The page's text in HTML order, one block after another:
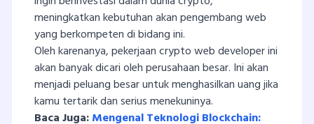
meningkatkan kebutuhan akan pengembang web
yang berkompeten di bidang ini.
Oleh karenanya, pekerjaan crypto web developer ini
akan banyak dicari oleh perusahaan besar. Ini akan
menjadi peluang besar untuk menghasilkan uang jika
kamu tertarik dan serius menekuninya.
Baca Juga:Mengenal Teknologi Blockchain: